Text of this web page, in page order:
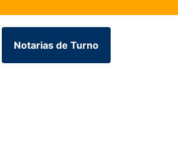
Notarias de Turno